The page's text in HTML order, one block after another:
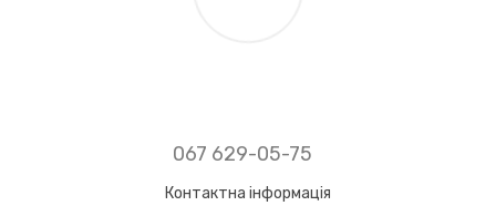
067 629-05-75
Контактна інформація